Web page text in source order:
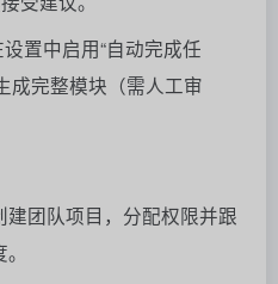
设置中启用“自动完成任
成完整模块（需人工审
建团队项目，分配权限并跟